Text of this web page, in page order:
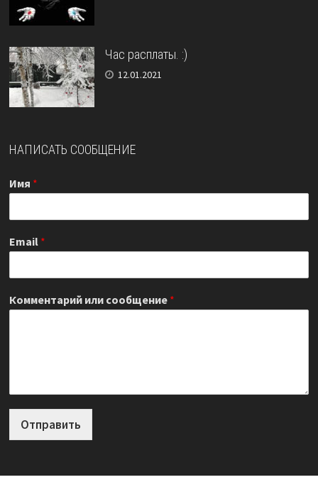
Час расплаты. :)
12.01.2021
НАПИСАТЬ СООБЩЕНИЕ
Имя *
Email *
Комментарий или сообщение *
Отправить